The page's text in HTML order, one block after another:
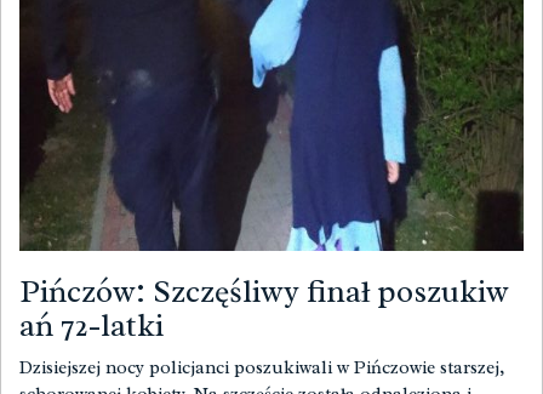
Pińczów: Szczęśliwy finał poszukiw
ań 72-latki
Dzisiejszej nocy policjanci poszukiwali w Pińczowie starszej,